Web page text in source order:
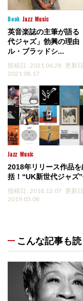
Book Jazz Music
英音楽誌の主筆が語る
代ジャズ」勃興の理由
ル・ブラッドシ...
投稿日 : 2021.06.28 更新
2021.08.17
Jazz Music
2018年リリース作品を
括！“UK新世代ジャズ
投稿日 : 2018.12.07 更新
2019.03.08
こんな記事も